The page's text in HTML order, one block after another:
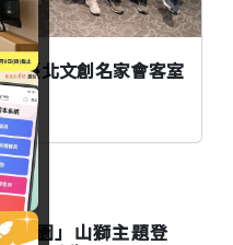
臺北文創名家會客室
物園」山獅主題登